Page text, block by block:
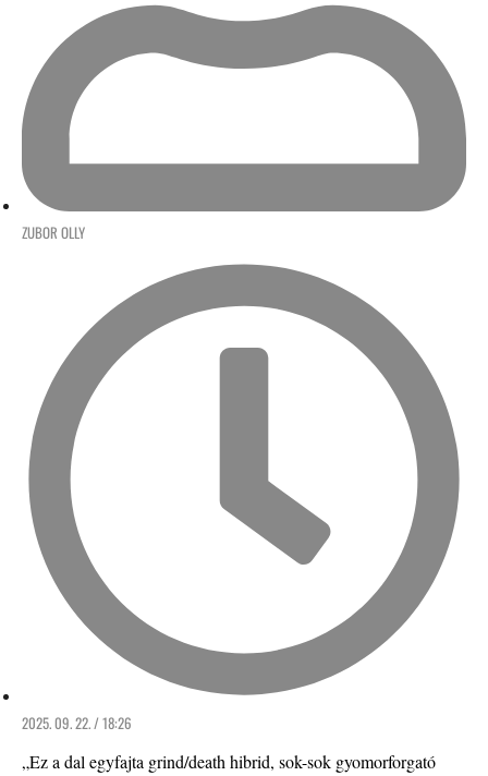
ZUBOR OLLY
2025. 09. 22. / 18:26
„Ez a dal egyfajta grind/death hibrid, sok-sok gyomorforgató